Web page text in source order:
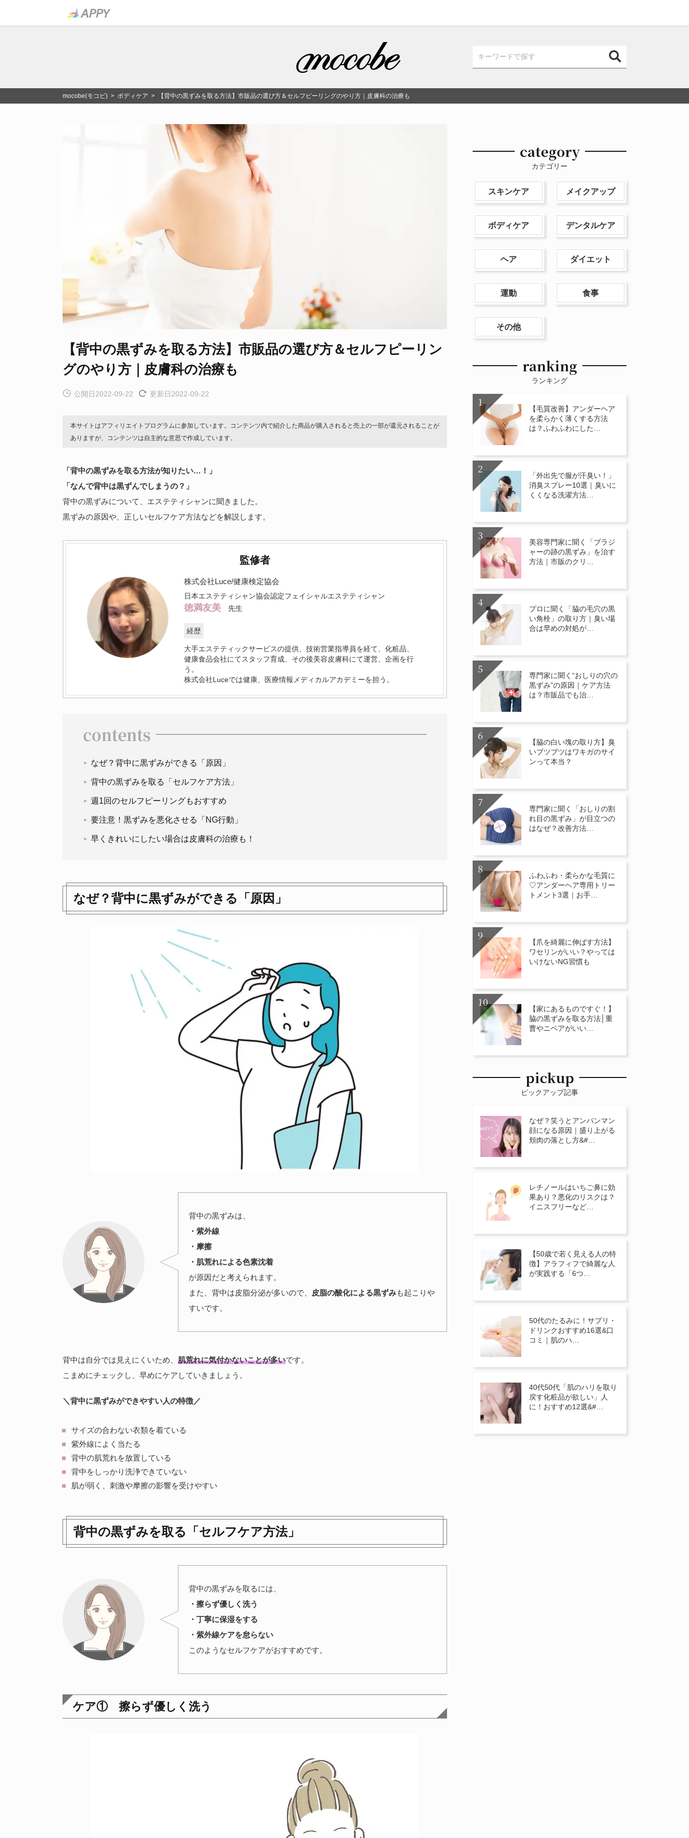
mocobe(モコビ) > ボディケア > 【背中の黒ずみを取る方法】市販品の選び方＆セルフピーリングのやり方｜皮膚科の治療も
【背中の黒ずみを取る方法】市販品の選び方＆セルフピーリン
グのやり方｜皮膚科の治療も
公開日2022-09-22 更新日2022-09-22
本サイトはアフィリエイトプログラムに参加しています。コンテンツ内で紹介した商品が購入されると売上の一部が還元されることが
ありますが、コンテンツは自主的な意思で作成しています。
「背中の黒ずみを取る方法が知りたい…！」
「なんで背中は黒ずんでしまうの？」
背中の黒ずみについて、エステティシャンに聞きました。
黒ずみの原因や、正しいセルフケア方法などを解説します。
監修者
株式会社Luce/健康検定協会
日本エステティシャン協会認定フェイシャルエステティシャン
徳満友美 先生
経歴
大手エステティックサービスの提供、技術営業指導員を経て、化粧品、
健康食品会社にてスタッフ育成、その後美容皮膚科にて運営、企画を行
う。
株式会社Luceでは健康、医療情報メディカルアカデミーを担う。
contents
なぜ？背中に黒ずみができる「原因」
背中の黒ずみを取る「セルフケア方法」
週1回のセルフピーリングもおすすめ
要注意！黒ずみを悪化させる「NG行動」
早くきれいにしたい場合は皮膚科の治療も！
なぜ？背中に黒ずみができる「原因」
背中の黒ずみは、
・紫外線
・摩擦
・肌荒れによる色素沈着
が原因だと考えられます。
また、背中は皮脂分泌が多いので、
皮脂の酸化による黒ずみも起こりや
すいです。
背中は自分では見えにくいため、 肌荒れに気付かないことが多いです。
こまめにチェックし、早めにケアしていきましょう。
＼背中に黒ずみができやすい人の特徴／
サイズの合わない衣類を着ている
紫外線によく当たる
背中の肌荒れを放置している
背中をしっかり洗浄できていない
肌が弱く、刺激や摩擦の影響を受けやすい
背中の黒ずみを取る「セルフケア方法」
背中の黒ずみを取るには、
・擦らず優しく洗う
・丁寧に保湿をする
・紫外線ケアを怠らない
このようなセルフケアがおすすめです。
ケア① 擦らず優しく洗う
category
カテゴリー
スキンケア メイクアップ
ボディケア デンタルケア
ヘア ダイエット
運動 食事
その他
ranking
ランキング
【毛質改善】アンダーヘア
を柔らかく薄くする方法
は？ふわふわにした…
「外出先で服が汗臭い！」
消臭スプレー10選｜臭いに
くくなる洗濯方法…
美容専門家に聞く「ブラジ
ャーの跡の黒ずみ」を治す
方法｜市販のクリ…
プロに聞く「脇の毛穴の黒
い角栓」の取り方｜臭い場
合は早めの対処が…
専門家に聞く“おしりの穴の
黒ずみ”の原因｜ケア方法
は？市販品でも治…
【脇の白い塊の取り方】臭
いブツブツはワキガのサイ
ンって本当？
専門家に聞く「おしりの割
れ目の黒ずみ」が目立つの
はなぜ？改善方法…
ふわふわ・柔らかな毛質に
♡アンダーヘア専用トリー
トメント3選｜お手…
【爪を綺麗に伸ばす方法】
ワセリンがいい？やっては
いけないNG習慣も
【家にあるものですぐ！】
脇の黒ずみを取る方法│重
曹やニベアがいい…
pickup
ピックアップ記事
なぜ？笑うとアンパンマン
顔になる原因｜盛り上がる
頬肉の落とし方&#…
レチノールはいちご鼻に効
果あり？悪化のリスクは？
イニスフリーなど…
【50歳で若く見える人の特
徴】アラフィフで綺麗な人
が実践する「6つ…
50代のたるみに！サプリ・
ドリンクおすすめ16選&口
コミ｜肌のハ…
40代50代「肌のハリを取り
戻す化粧品が欲しい」人
に！おすすめ12選&#…